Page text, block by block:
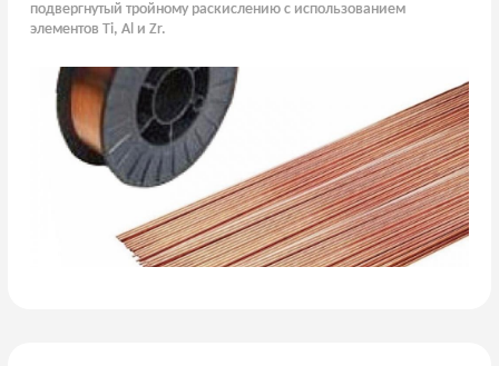
подвергнутый тройному раскислению с использованием
элементов Ti, Al и Zr.